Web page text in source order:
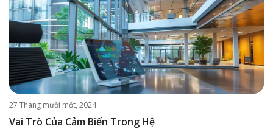
27 Tháng mười một, 2024
Vai Trò Của Cảm Biến Trong Hệ